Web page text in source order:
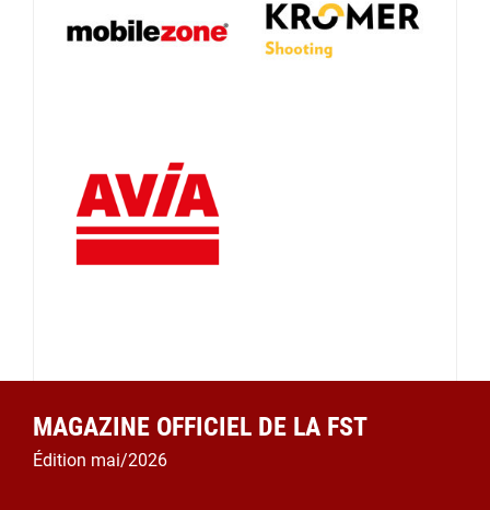
MAGAZINE OFFICIEL DE LA FST
Édition mai/2026